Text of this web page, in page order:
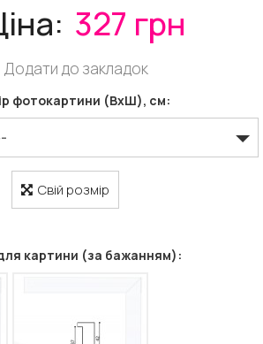
327 грн
Додати до закладок
фотокартини (ВхШ), см:
Свій розмір
картини (за бажанням):